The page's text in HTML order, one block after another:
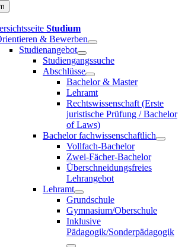
Studium
& Bewerben
Studienangebot
Studiengangssuche
Abschlüsse
Bachelor & Master
Lehramt
Rechtswissenschaft (Erste
juristische Prüfung / Bachelor
of Laws)
Bachelor fachwissenschaftlich
Vollfach-Bachelor
Zwei-Fächer-Bachelor
Überschneidungsfreies
Lehrangebot
Lehramt
Grundschule
Gymnasium/Oberschule
Inklusive
Pädagogik/Sonderpädagogik